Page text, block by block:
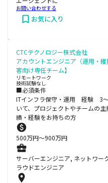
お問い合わせする
お気に入り
CTCテクノロジー株式会社
アカウントエンジニア（運用・
客向け専任チーム】
リモートワーク
技術試験なし
■必須条件
ITインフラ保守・運用 経験 3～
いて、プロジェクトやチームの
績・経験をお持ちの方
500万円〜900万円
サーバーエンジニア, ネットワー
ラウドエンジニア